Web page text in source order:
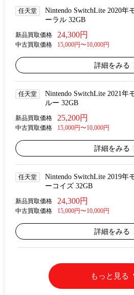
任天堂
Nintendo SwitchLite 2020年
ーラル 32GB
新品買取価格 24,300円
中古買取価格 15,000円〜10,000円
詳細をみる
任天堂
Nintendo SwitchLite 2021年
ルー 32GB
新品買取価格 25,200円
中古買取価格 15,000円〜10,000円
詳細をみる
任天堂
Nintendo SwitchLite 2019年
ーコイズ 32GB
新品買取価格 24,300円
中古買取価格 15,000円〜10,000円
詳細をみる
もっと見る